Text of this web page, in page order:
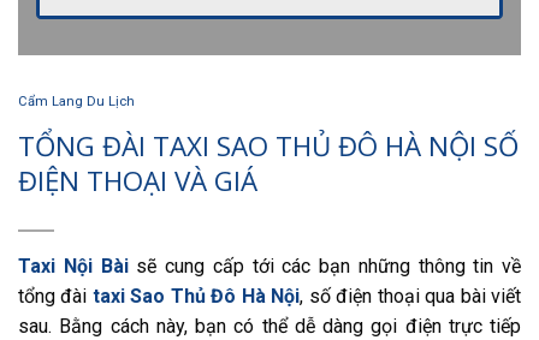
Cẩm Lang Du Lịch
TỔNG ĐÀI TAXI SAO THỦ ĐÔ HÀ NỘI SỐ
ĐIỆN THOẠI VÀ GIÁ
Taxi Nội Bài sẽ cung cấp tới các bạn những thông tin về
tổng đài taxi Sao Thủ Đô Hà Nội, số điện thoại qua bài viết
sau. Bằng cách này, bạn có thể dễ dàng gọi điện trực tiếp